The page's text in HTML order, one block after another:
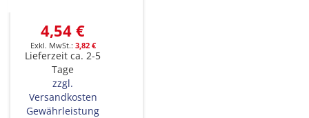
4,54 €
3,82 €
Lieferzeit ca. 2-5
Tage
zzgl.
Versandkosten
Gewährleistung